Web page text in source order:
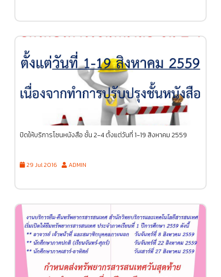
ปิดให้บริการโซนหนังสือ ชั้น 2-4 ตั้งแต่วันที่ 1-19 สิงหาคม 2559
29 Jul 2016 ADMIN